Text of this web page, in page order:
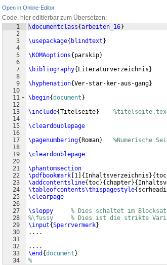
Open in Online-Editor
Code, hier editierbar zum Übersetzen:
1
2
3
4
5
6
7
8
9
10
11
12
13
14
15
16
17
18
19
20
21
22
23
24
25
26
27
28
29
30
31
32
33
34
\documentclass{arbeiten_16}
\usepackage{ blindtext }
\KOMAoptions{ parskip}
\bibliography{ Literaturverzeichnis }
\hyphenation{Ver-stär-ker-aus-gang}
\begin{document }
\include{Titelseite}
%titelseite.tex
\cleardoublepage
\pagenumbering{ Roman}
%Numerische
\cleardoublepage
\phantomsection
\pdfbookmark 1 { Inhaltsverzeichnis }{
\addcontentsline{toc}{ chapter}{
\tableofcontents\thispagestyle{
\clearpage
\sloppy
% Dies schaltet im
%\fussy     % Dies ist die strikte
\input{Sperrvermerk}
....
....
\end {document }
%